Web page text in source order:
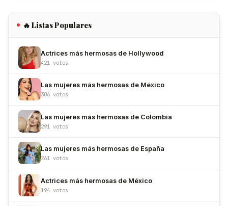
🔥 Listas Populares
Actrices más hermosas de Hollywood
421 votos
Las mujeres más hermosas de México
306 votos
Las mujeres más hermosas de Colombia
291 votos
Las mujeres más hermosas de España
261 votos
Actrices más hermosas de México
194 votos